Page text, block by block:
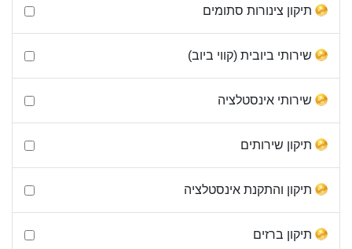
תיקון צינורות סתומים
שירותי ביובית (קווי ביוב)
שירותי אינסטלציה
תיקון שירותים
תיקון והתקנת אינסטלציה
תיקון ברזים